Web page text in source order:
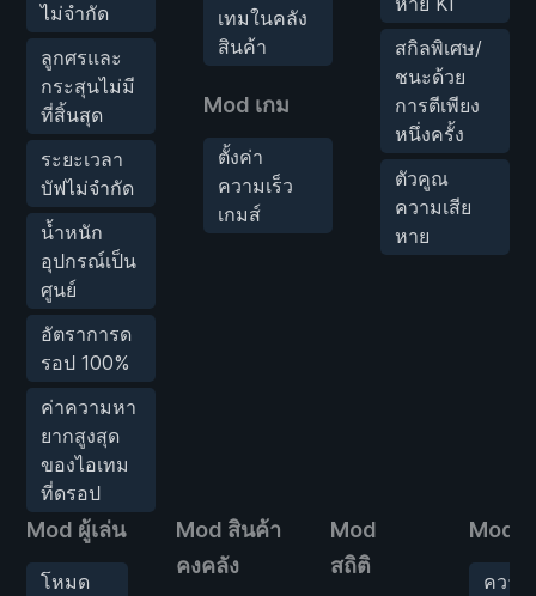
ไม่จำกัด
ลูกศรและ
กระสุนไม่มี
ที่สิ้นสุด
ระยะเวลา
บัฟไม่จำกัด
น้ำหนัก
อุปกรณ์เป็น
ศูนย์
อัตราการด
รอป 100%
ค่าความหา
ยากสูงสุด
ของไอเทม
ที่ดรอป
เทมในคลัง
สินค้า
Mod เกม
ตั้งค่า
ความเร็ว
เกมส์
สกิลพิเศษ/
ชนะด้วย
การตีเพียง
หนึ่งครั้ง
ตัวคูณ
ความเสีย
หาย
Mod ผู้เล่น
โหมด
Mod สินค้า
คงคลัง
Mod
สถิติ
Mods
ความ